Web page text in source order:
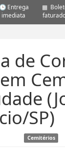
Entrega
imediata
de
SP)
Cemitérios